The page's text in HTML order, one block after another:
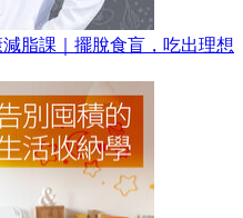
脂課｜擺脫食盲，吃出理想